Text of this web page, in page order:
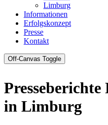
Limburg
Informationen
Erfolgskonzept
Presse
Kontakt
Off-Canvas Toggle
Presseberichte
in Limburg